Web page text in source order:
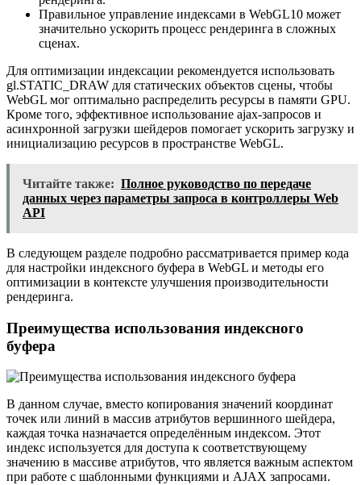
Правильное управление индексами в WebGL10 может
значительно ускорить процесс рендеринга в сложных
сценах.
Для оптимизации индексации рекомендуется использовать
gl.STATIC_DRAW для статических объектов сцены, чтобы
WebGL мог оптимально распределить ресурсы в памяти GPU.
Кроме того, эффективное использование ajax-запросов и
асинхронной загрузки шейдеров помогает ускорить загрузку и
инициализацию ресурсов в пространстве WebGL.
Читайте также: Полное руководство по передаче
данных через параметры запроса в контроллеры Web
API
В следующем разделе подробно рассматривается пример кода
для настройки индексного буфера в WebGL и методы его
оптимизации в контексте улучшения производительности
рендеринга.
Преимущества использования индексного
буфера
В данном случае, вместо копирования значений координат
точек или линий в массив атрибутов вершинного шейдера,
каждая точка назначается определённым индексом. Этот
индекс используется для доступа к соответствующему
значению в массиве атрибутов, что является важным аспектом
при работе с шаблонными функциями и AJAX запросами.